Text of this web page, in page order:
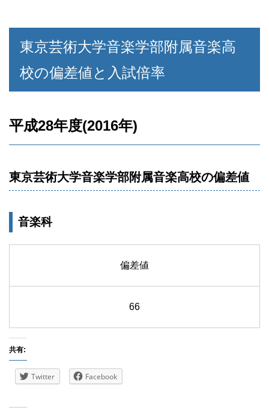
東京芸術大学音楽学部附属音楽高
校の偏差値と入試倍率
平成28年度(2016年)
東京芸術大学音楽学部附属音楽高校の偏差値
音楽科
偏差値
66
共有:
Twitter Facebook